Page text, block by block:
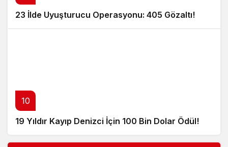
23 İlde Uyuşturucu Operasyonu: 405 Gözaltı!
10
19 Yıldır Kayıp Denizci İçin 100 Bin Dolar Ödül!